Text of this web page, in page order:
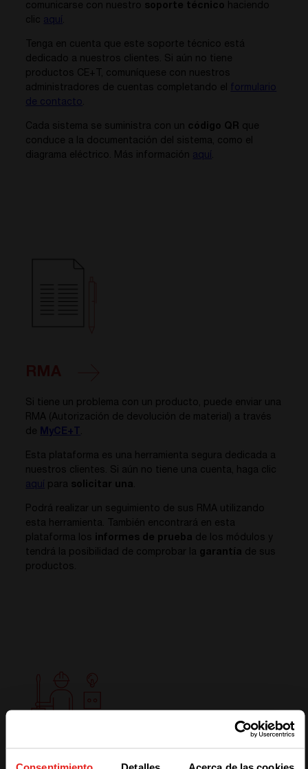
comunicarse con nuestro soporte técnico haciendo
clic aquí.
Tenga en cuenta que este soporte técnico está
dedicado a nuestros clientes. Si aún no tiene
productos CE+T, comuníquese con nuestros
administradores de cuentas completando el formulario
de contacto.
Cada sistema se suministra con un código QR que
conduce a la documentación del sistema, como el
diagrama eléctrico. Más información aquí.
Si tiene un problema con un producto, puede enviar una
RMA (Autorización de devolución de material) a través
de MyCE+T .
Esta plataforma es una herramienta segura dedicada a
nuestros clientes. Si aún no tiene una cuenta, haga clic
aquí para solicitar una.
Podrá realizar un seguimiento de sus RMA utilizando
esta herramienta. También encontrará en esta
plataforma los informes de prueba de los módulos y
tendrá la posibilidad de comprobar la garantía de sus
productos.